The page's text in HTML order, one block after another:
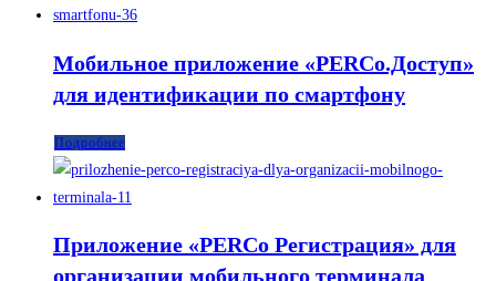
Мобильное приложение «PERCo.Доступ»
для идентификации по смартфону
Подробнее
Приложение «PERCo Регистрация» для
организации мобильного терминала